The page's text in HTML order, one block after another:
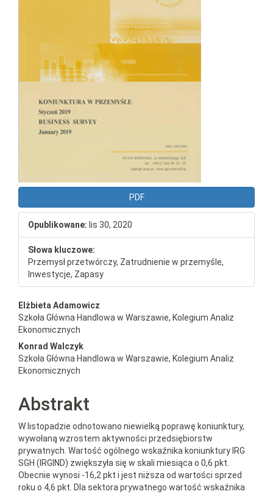
PDF
Opublikowane: lis 30, 2020
Słowa kluczowe:
Przemysł przetwórczy, Zatrudnienie w przemyśle,
Inwestycje, Zapasy
Elżbieta Adamowicz
Szkoła Główna Handlowa w Warszawie, Kolegium Analiz
Ekonomicznych
Konrad Walczyk
Szkoła Główna Handlowa w Warszawie, Kolegium Analiz
Ekonomicznych
Abstrakt
W listopadzie odnotowano niewielką poprawę koniunktury,
wywołaną wzrostem aktywności przedsiębiorstw
prywatnych. Wartość ogólnego wskaźnika koniunktury IRG
SGH (IRGIND) zwiększyła się w skali miesiąca o 0,6 pkt.
Obecnie wynosi -16,2 pkt i jest niższa od wartości sprzed
roku o 4,6 pkt. Dla sektora prywatnego wartość wskaźnika